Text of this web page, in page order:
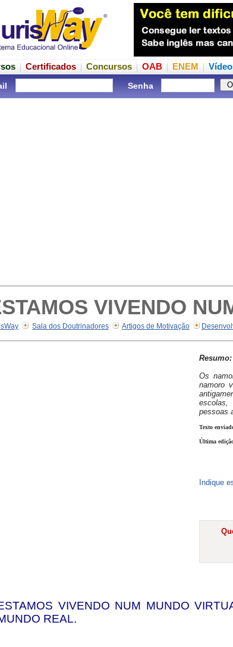
Certificados Concursos OAB ENEM
Senha
VIVENDO
Sala dos Doutrinadores Artigos de Motivação
Resumo:
Os
namoro
pessoas
Texto
Última
Indique
VIVENDO NUM MUNDO
REAL.